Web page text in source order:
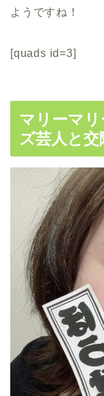
ようですね！
[quads id=3]
マリーマ
ズ芸人と交